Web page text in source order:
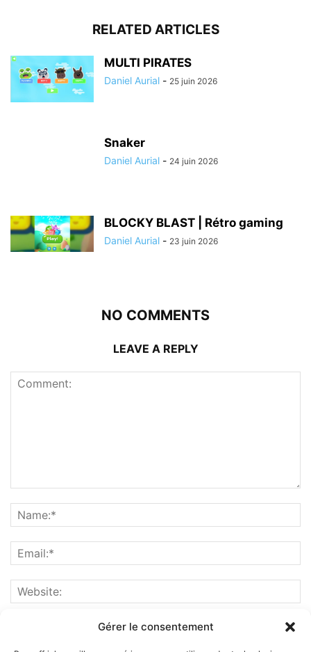
Gérer le consentement
RELATED ARTICLES
MULTI PIRATES
Daniel Aurial - 25 juin 2026
Snaker
Daniel Aurial - 24 juin 2026
BLOCKY BLAST | Rétro gaming
Daniel Aurial - 23 juin 2026
NO COMMENTS
LEAVE A REPLY